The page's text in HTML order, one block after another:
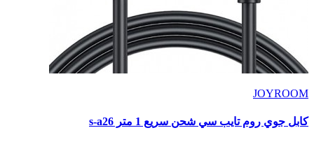
JOYROOM
كابل جوي روم تايب سي شحن سريع 1 متر s-a26